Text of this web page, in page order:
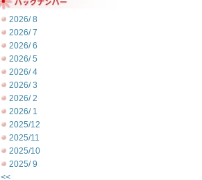
2026/ 8
2026/ 7
2026/ 6
2026/ 5
2026/ 4
2026/ 3
2026/ 2
2026/ 1
2025/12
2025/11
2025/10
2025/ 9
<<